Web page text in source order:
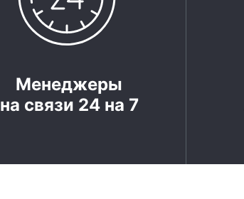
Менеджеры
на связи 24 на 7